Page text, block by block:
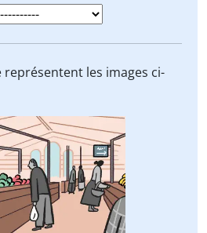
représentent les images ci-